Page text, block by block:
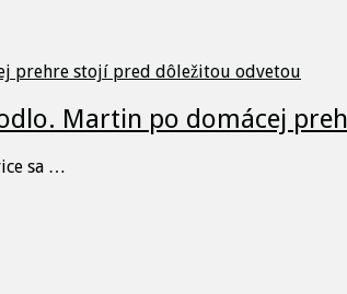
Martin po domácej
sa …